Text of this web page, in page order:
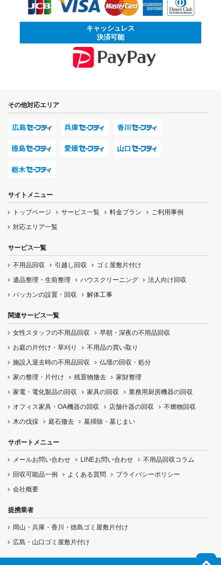
キャッシュレス
決済可能
その他対応エリア
サイトメニュー
トップページ サービス一覧 料金プラン
ご利用事例
対応エリア一覧
サービス一覧
不用品回収 引越し回収
ゴミ屋敷片付け
遺品整理・生前整理
ハウスクリーニング
法人向け回収
バッカンの設置・回収
解体工事
関連サービス一覧
女性スタッフの不用品回収 早朝・深夜の不用品回収
お庭の片付け・ 草刈り 不用品の買い取り
施設入退去時の不用品回収 仏壇の回収・処分
家の整理・片付け
残置物撤去
家財整理
家電・電化製品の回収
家具の回収 業務用厨房機器の回収
オフィス家具 ・OA機器の回収 店舗什器の回収
不燃物回収
木の伐採
庭石撤去 墓掃除・墓じまい
サポートメニュー
メールお問い合わせ LINEお問い合わせ
不用品回収コラム
回収可能品一例
よくある質問
プライバシーポリシー
会社概要
提携業者
岡山・兵庫・香川・徳島ゴミ屋敷片付け
広島・山口ゴミ屋敷片付け